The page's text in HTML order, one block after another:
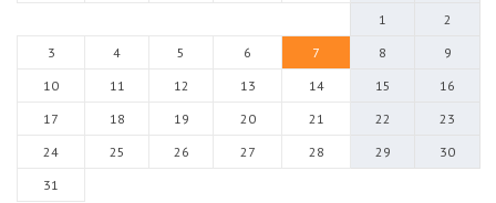
1
2
3
4 5 6 7 8
9
10
11 12 13 14 15
16
17
18 19 20 21 22
23
24
25 26 27 28 29
30
31